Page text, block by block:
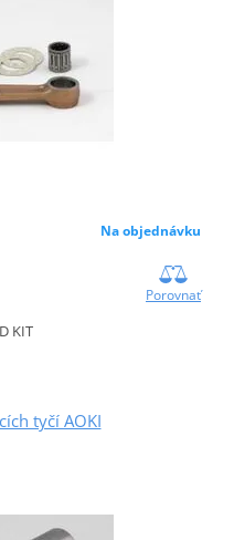
Na objednávku
Porovnať
KIT
tyčí AOKI